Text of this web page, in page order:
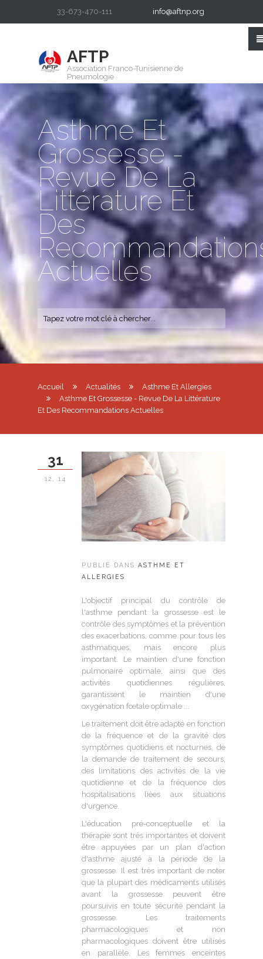
33-673-470-111 info@aftnp.org
AFTP
Association Franco-Tunisienne de
Pneumologie
Asthme Et
Grossesse -
Revue De La
Littérature Et
Des
Actuelles
Accueil Actualités
Asthme Et Allergies
Asthme Et Grossesse - Revue De La Littérature
Et Des Recommandations Actuelles
PUBLIÉ DANS ASTHME ET
ALLERGIES
L'objectif principal du contrôle de
l'asthme pendant la grossesse est le
contrôle des symptômes et la prévention
des exacerbations, comme pour tous les
asthmatiques, mais encore plus
important. Le maintien d'une fonction
pulmonaire optimale, ainsi que des
activités quotidiennes régulières,
garantissent le maintien d'une
oxygénation fœtale optimale ...
Le traitement doit être adapté en fonction
de la fréquence et de la gravité des
symptômes quotidiens et nocturnes, de
la demande de traitement de secours,
des limitations des activités de la vie
quotidienne et de la fréquence des
hospitalisations liées aux situations
d'urgence.
L'éducation pré-conceptuelle et la
thérapie sont très importantes et doivent
être appuyées par un plan d'action
d'asthme ajusté à la période de la
grossesse. Il est très important de noter
que la plupart des médicaments utilisés
avant la grossesse peuvent être
poursuivis en toute sécurité pendant la
grossesse. Les traitements
pharmacologiques et non
pharmacologiques doivent être utilisés
en parallèle. Les femmes enceintes
31
12, 14